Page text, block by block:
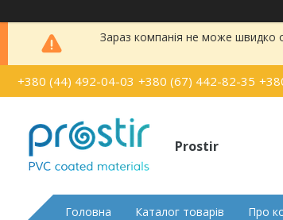
Зараз компанія не може швидко
+380 (44) 492-04-03 +380 (67) 442-82-35
Prostir
Головна Каталог товарів Про